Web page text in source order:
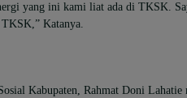
yang ini kami liat ada di TKSK.
Katanya.
Kabupaten, Rahmat Doni Lahatie